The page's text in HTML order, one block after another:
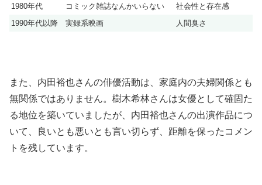
1980年代
コミック雑誌なんかいらない
社会性と存在感
1990年代以降
実録系映画 人間臭さ
また、内田裕也さんの俳優活動は、家庭内の夫婦関係とも
無関係ではありません。樹木希林さんは女優として確固た
る地位を築いていましたが、内田裕也さんの出演作品につ
いて、良いとも悪いとも言い切らず、距離を保ったコメン
トを残しています。